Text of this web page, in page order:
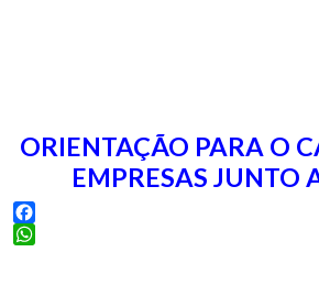
ORIENTAÇÃO PARA O
EMPRESAS JUNTO
Facebook